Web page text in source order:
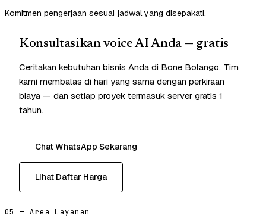
Komitmen pengerjaan sesuai jadwal yang disepakati.
Konsultasikan voice AI Anda — gratis
Ceritakan kebutuhan bisnis Anda di Bone Bolango. Tim
kami membalas di hari yang sama dengan perkiraan
biaya — dan setiap proyek termasuk server gratis 1
tahun.
Chat WhatsApp Sekarang
Lihat Daftar Harga
05 — Area Layanan